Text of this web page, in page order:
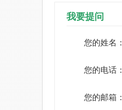
我要提问
您的姓名：
您的电话：
您的邮箱：